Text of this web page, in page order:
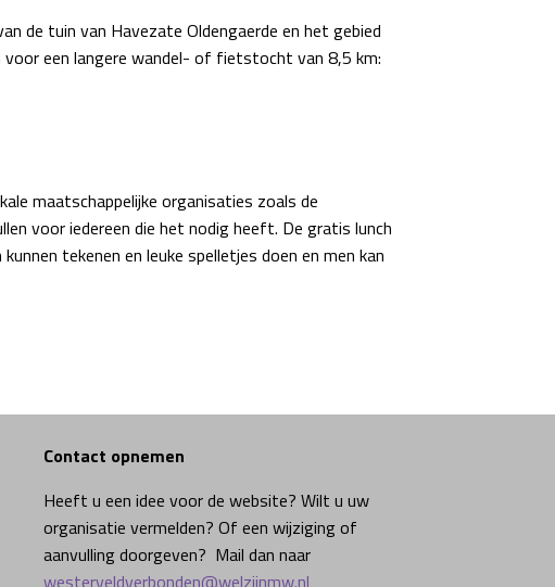
de tuin van Havezate Oldengaerde en het gebied
voor een langere wandel- of fietstocht van 8,5 km:
maatschappelijke organisaties zoals de
voor iedereen die het nodig heeft. De gratis lunch
tekenen en leuke spelletjes doen en men kan
Contact opnemen
Heeft u een idee voor de website? Wilt u uw
organisatie vermelden? Of een wijziging of
aanvulling doorgeven? Mail dan naar